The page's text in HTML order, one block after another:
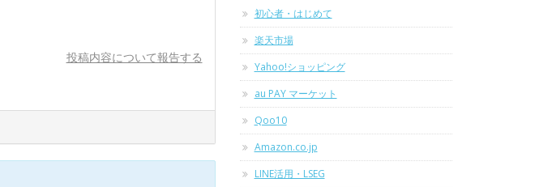
投稿内容について報告する
初心者・はじめて
楽天市場
Yahoo!ショッピング
au PAY マーケット
Qoo10
Amazon.co.jp
LINE活用・LSEG